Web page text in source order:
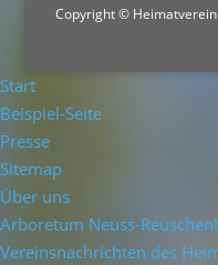
Copyright ©
Start
Beispiel-Seite
Presse
Sitemap
Über uns
Arboretum Neuss-
Vereinsnachrichten des